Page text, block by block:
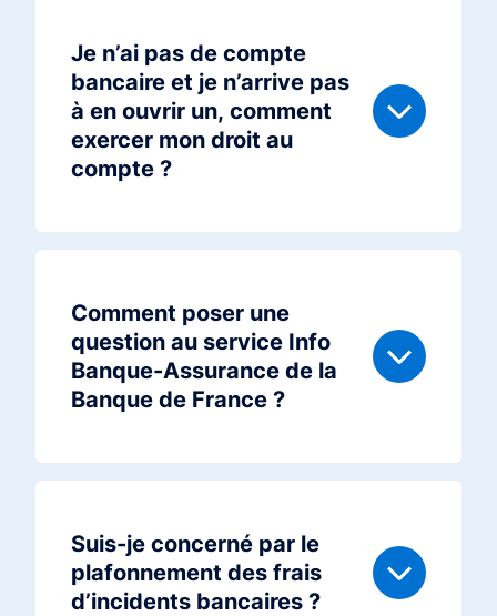
Je n’ai pas de compte
bancaire et je n’arrive pas
à en ouvrir un, comment
exercer mon droit au
compte ?
Comment poser une
question au service Info
Banque-Assurance de la
Banque de France ?
Suis-je concerné par le
plafonnement des frais
d’incidents bancaires ?